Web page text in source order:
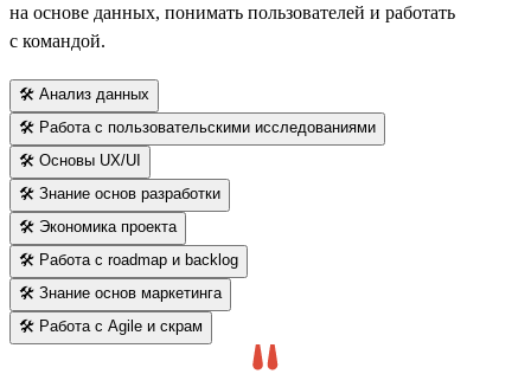
на основе данных, понимать пользователей и работать
с командой.
🛠 Анализ данных
🛠 Работа с пользовательскими исследованиями
🛠 Основы UX/UI
🛠 Знание основ разработки
🛠 Экономика проекта
🛠 Работа с roadmap и backlog
🛠 Знание основ маркетинга
🛠 Работа с Agile и скрам